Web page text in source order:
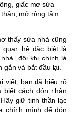
giấc mơ sửa
mở rộng tầm
thấy sửa nhà cũng
quan hệ đặc biệt là
đôi khi chính là
gắn và bắt đầu lại.
viết, bạn đã hiểu rõ
cách đón nhận
giữ tinh thần lạc
chính mình để đón